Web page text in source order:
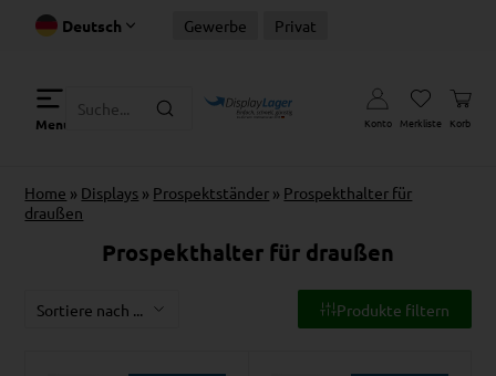
Deutsch Gewerbe Privat
Menu Konto Merkliste Korb
Home » Displays » Prospektständer » Prospekthalter für
draußen
Prospekthalter für draußen
Produkte filtern